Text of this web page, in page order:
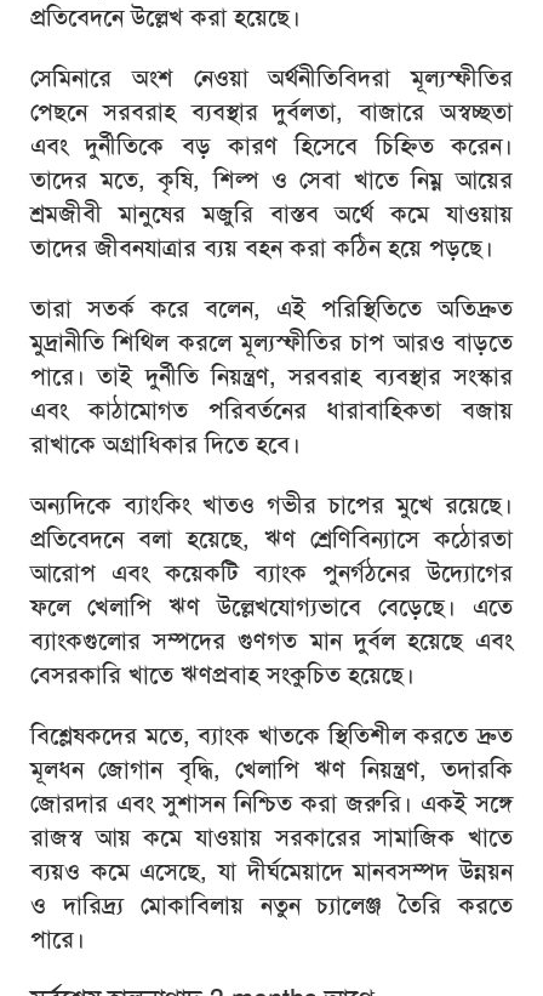
প্রতিবেদনে উল্লেখ করা হয়েছে।
সেমিনারে অংশ নেওয়া অর্থনীতিবিদরা মূল্যস্ফীতির
পেছনে সরবরাহ ব্যবস্থার দুর্বলতা, বাজারে অস্বচ্ছতা
এবং দুর্নীতিকে বড় কারণ হিসেবে চিহ্নিত করেন।
তাদের মতে, কৃষি, শিল্প ও সেবা খাতে নিম্ন আয়ের
শ্রমজীবী মানুষের মজুরি বাস্তব অর্থে কমে যাওয়ায়
তাদের জীবনযাত্রার ব্যয় বহন করা কঠিন হয়ে পড়ছে।
তারা সতর্ক করে বলেন, এই পরিস্থিতিতে অতিদ্রুত
মুদ্রানীতি শিথিল করলে মূল্যস্ফীতির চাপ আরও বাড়তে
পারে। তাই দুর্নীতি নিয়ন্ত্রণ, সরবরাহ ব্যবস্থার সংস্কার
এবং কাঠামোগত পরিবর্তনের ধারাবাহিকতা বজায়
রাখাকে অগ্রাধিকার দিতে হবে।
অন্যদিকে ব্যাংকিং খাতও গভীর চাপের মুখে রয়েছে।
প্রতিবেদনে বলা হয়েছে, ঋণ শ্রেণিবিন্যাসে কঠোরতা
আরোপ এবং কয়েকটি ব্যাংক পুনর্গঠনের উদ্যোগের
ফলে খেলাপি ঋণ উল্লেখযোগ্যভাবে বেড়েছে। এতে
ব্যাংকগুলোর সম্পদের গুণগত মান দুর্বল হয়েছে এবং
বেসরকারি খাতে ঋণপ্রবাহ সংকুচিত হয়েছে।
বিশ্লেষকদের মতে, ব্যাংক খাতকে স্থিতিশীল করতে দ্রুত
মূলধন জোগান বৃদ্ধি, খেলাপি ঋণ নিয়ন্ত্রণ, তদারকি
জোরদার এবং সুশাসন নিশ্চিত করা জরুরি। একই সঙ্গে
রাজস্ব আয় কমে যাওয়ায় সরকারের সামাজিক খাতে
ব্যয়ও কমে এসেছে, যা দীর্ঘমেয়াদে মানবসম্পদ উন্নয়ন
ও দারিদ্র্য মোকাবিলায় নতুন চ্যালেঞ্জ তৈরি করতে
পারে।